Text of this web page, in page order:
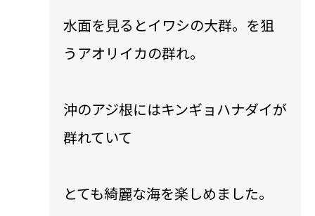
水面を見るとイワシの大群。を狙
うアオリイカの群れ。
沖のアジ根にはキンギョハナダイが
群れていて
とても綺麗な海を楽しめました。